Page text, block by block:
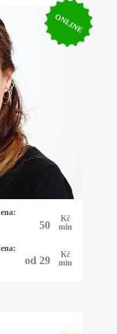
ONLINE
50
Kč
min
od 29
Kč
min
nebo
jsou
využívám